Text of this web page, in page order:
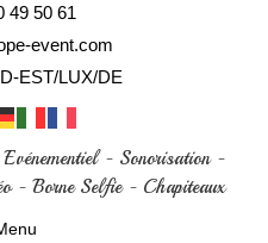
49 50 61
event.com
EST/LUX/DE
- Sonorisation -
- Borne Selfie - Chapiteaux